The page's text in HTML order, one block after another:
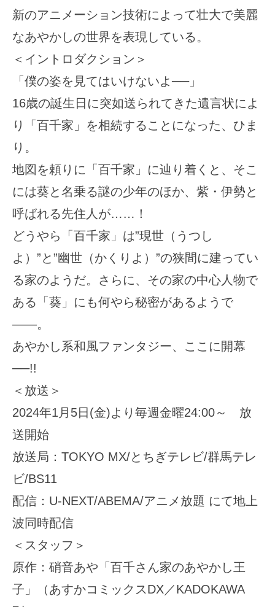
新のアニメーション技術によって壮大で美麗
なあやかしの世界を表現している。
＜イントロダクション＞
「僕の姿を見てはいけないよ──」
16歳の誕生日に突如送られてきた遺言状によ
り「百千家」を相続することになった、ひま
り。
地図を頼りに「百千家」に辿り着くと、そこ
には葵と名乗る謎の少年のほか、紫・伊勢と
呼ばれる先住人が……！
どうやら「百千家」は”現世（うつし
よ）”と”幽世（かくりよ）”の狭間に建ってい
る家のようだ。さらに、その家の中心人物で
ある「葵」にも何やら秘密があるようで
――。
あやかし系和風ファンタジー、ここに開幕
──!!
＜放送＞
2024年1月5日(金)より毎週金曜24:00～ 放
送開始
放送局：TOKYO MX/とちぎテレビ/群馬テレ
ビ/BS11
配信：U-NEXT/ABEMA/アニメ放題 にて地上
波同時配信
＜スタッフ＞
原作：硝音あや「百千さん家のあやかし王
子」（あすかコミックスDX／KADOKAWA